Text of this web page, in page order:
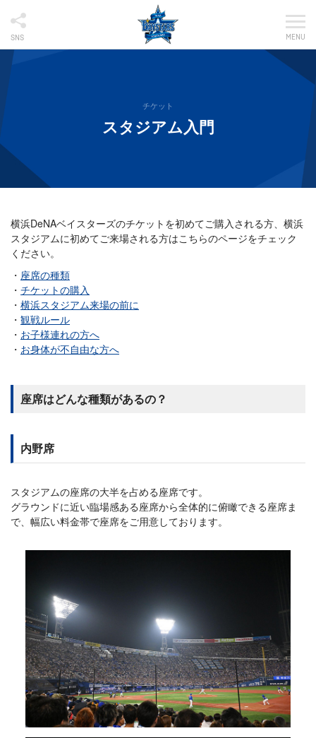
SNS MENU
チケット
スタジアム入門
横浜DeNAベイスターズのチケットを初めてご購入される方、横浜
スタジアムに初めてご来場される方はこちらのページをチェック
ください。
座席の種類
チケットの購入
横浜スタジアム来場の前に
観戦ルール
お子様連れの方へ
お身体が不自由な方へ
座席はどんな種類があるの？
内野席
スタジアムの座席の大半を占める座席です。
グラウンドに近い臨場感ある座席から全体的に俯瞰できる座席ま
で、幅広い料金帯で座席をご用意しております。